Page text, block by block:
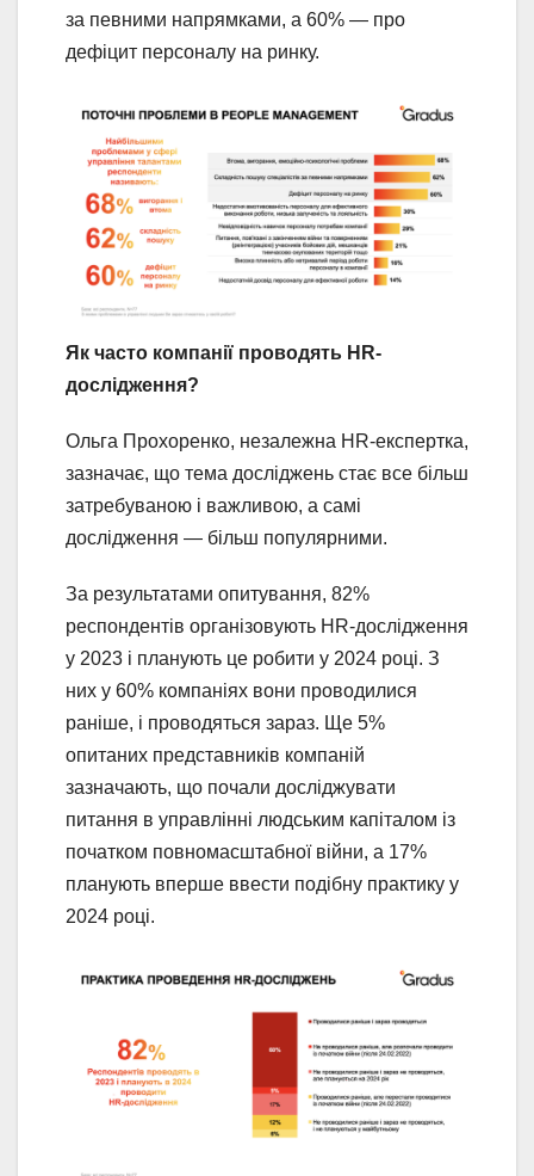
за певними напрямками, а 60% — про
дефіцит персоналу на ринку.
Як часто компанії проводять HR-
дослідження?
Ольга Прохоренко, незалежна HR-експертка,
зазначає, що тема досліджень стає все більш
затребуваною і важливою, а самі
дослідження — більш популярними.
За результатами опитування, 82%
респондентів організовують HR-дослідження
у 2023 і планують це робити у 2024 році. З
них у 60% компаніях вони проводилися
раніше, і проводяться зараз. Ще 5%
опитаних представників компаній
зазначають, що почали досліджувати
питання в управлінні людським капіталом із
початком повномасштабної війни, а 17%
планують вперше ввести подібну практику у
2024 році.